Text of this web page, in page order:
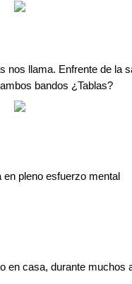
nos llama. Enfrente de la
bandos ¿Tablas?
en pleno esfuerzo mental
en casa, durante